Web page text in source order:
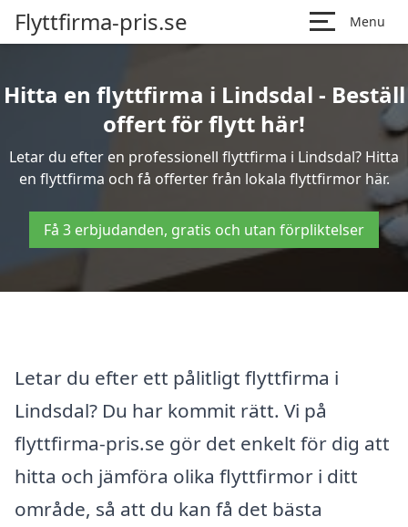
Flyttfirma-pris.se Menu
Hitta en flyttfirma i Lindsdal - Beställ
offert för flytt här!
Letar du efter en professionell flyttfirma i Lindsdal? Hitta
en flyttfirma och få offerter från lokala flyttfirmor här.
Få 3 erbjudanden, gratis och utan förpliktelser
Letar du efter ett pålitligt flyttfirma i
Lindsdal? Du har kommit rätt. Vi på
flyttfirma-pris.se gör det enkelt för dig att
hitta och jämföra olika flyttfirmor i ditt
område, så att du kan få det bästa